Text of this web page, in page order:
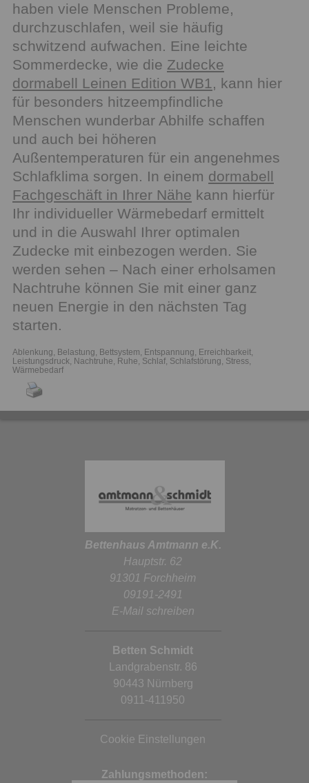
haben viele Menschen Probleme,
durchzuschlafen, weil sie häufig
schwitzend aufwachen. Eine leichte
Sommerdecke, wie die Zudecke
dormabell Leinen Edition WB1, kann hier
für besonders hitzeempfindliche
Menschen wunderbar Abhilfe schaffen
und auch bei höheren
Außentemperaturen für ein angenehmes
Schlafklima sorgen. In einem dormabell
Fachgeschäft in Ihrer Nähe kann hierfür
Ihr individueller Wärmebedarf ermittelt
und in die Auswahl Ihrer optimalen
Zudecke mit einbezogen werden. Sie
werden sehen – Nach einer erholsamen
Nachtruhe können Sie mit einer ganz
neuen Energie in den nächsten Tag
starten.
Ablenkung, Belastung, Bettsystem, Entspannung, Erreichbarkeit,
Leistungsdruck, Nachtruhe, Ruhe, Schlaf, Schlafstörung, Stress,
Wärmebedarf
Bettenhaus Amtmann e.K.
Hauptstr. 62
91301 Forchheim
09191-2491
E-Mail schreiben
Betten Schmidt
Landgrabenstr. 86
90443 Nürnberg
0911-411950
Cookie Einstellungen
Zahlungsmethoden: